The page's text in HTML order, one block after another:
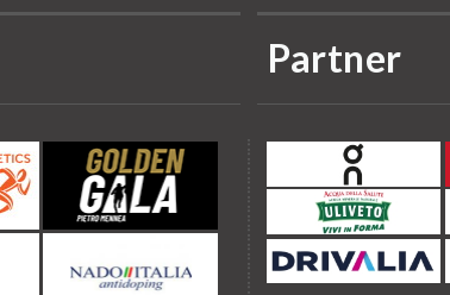
Partner